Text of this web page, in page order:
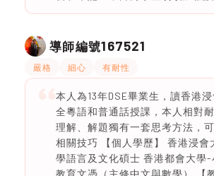
導師編號167521
嚴格 細心 有耐性
本人為13年DSE畢業生，讀香港
全粵語和普通話授課，本人相對
理解、解題獨有一套思考方法，
相關技巧 【個人學歷】 香港浸會
學語言及文化碩士 香港都會大學-
教育文憑（主修中文與數學） 【